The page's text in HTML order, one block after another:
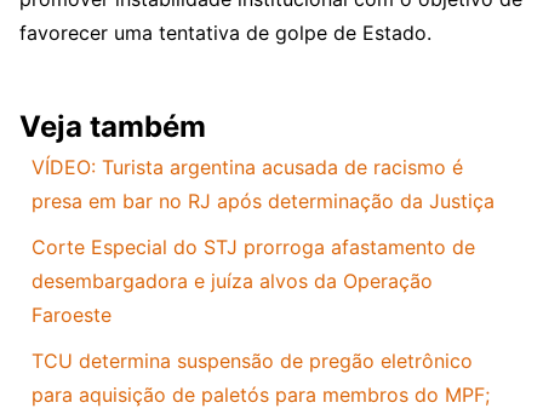
favorecer uma tentativa de golpe de Estado.
Veja também
VÍDEO: Turista argentina acusada de racismo é
presa em bar no RJ após determinação da Justiça
Corte Especial do STJ prorroga afastamento de
desembargadora e juíza alvos da Operação
Faroeste
TCU determina suspensão de pregão eletrônico
para aquisição de paletós para membros do MPF;